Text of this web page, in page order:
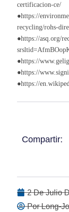
certificacion-ce/
●https://
recycling/rohs-
●https://asq.org/
●https://
●https://
●https://
Compartir:
2 De Julio
Por Long-